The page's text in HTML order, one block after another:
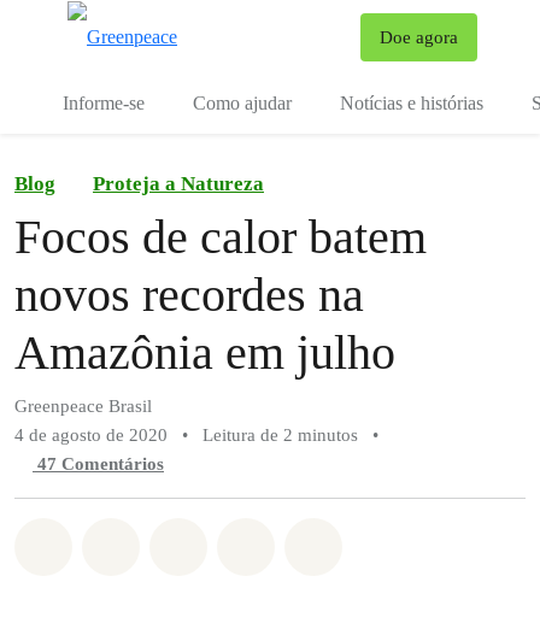
Doe agora
Informe-se Como ajudar Notícias e histórias
Blog Proteja a Natureza
Focos de calor batem
novos recordes na
Amazônia em julho
Greenpeace Brasil
4 de agosto de 2020
• Leitura de 2 minutos
•
47 Comentários